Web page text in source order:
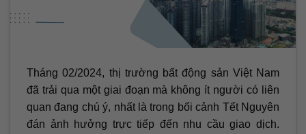
Tháng 02/2024, thị trường bất động sản Việt Nam
đã trải qua một giai đoạn mà không ít người có liên
quan đang chú ý, nhất là trong bối cảnh Tết Nguyên
đán ảnh hưởng trực tiếp đến nhu cầu giao dịch.